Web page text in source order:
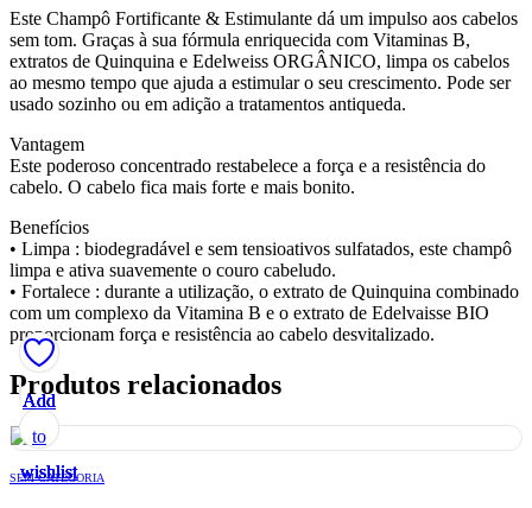
Este Champô Fortificante & Estimulante dá um impulso aos cabelos
sem tom. Graças à sua fórmula enriquecida com Vitaminas B,
extratos de Quinquina e Edelweiss ORGÂNICO, limpa os cabelos
ao mesmo tempo que ajuda a estimular o seu crescimento. Pode ser
usado sozinho ou em adição a tratamentos antiqueda.
Vantagem
Este poderoso concentrado restabelece a força e a resistência do
cabelo. O cabelo fica mais forte e mais bonito.
Benefícios
• Limpa : biodegradável e sem tensioativos sulfatados, este champô
limpa e ativa suavemente o couro cabeludo.
• Fortalece : durante a utilização, o extrato de Quinquina combinado
com um complexo da Vitamina B e o extrato de Edelvaisse BIO
proporcionam força e resistência ao cabelo desvitalizado.
Produtos relacionados
Add
to
wishlist
SEM CATEGORIA
Add
to
wishlist
Add
to
wishlist
Add
to
wishlist
Add
to
wishlist